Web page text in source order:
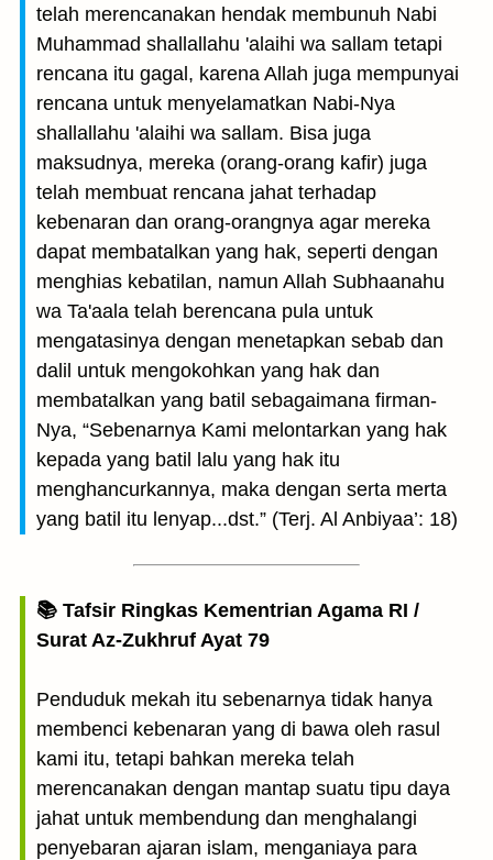
telah merencanakan hendak membunuh Nabi
Muhammad shallallahu 'alaihi wa sallam tetapi
rencana itu gagal, karena Allah juga mempunyai
rencana untuk menyelamatkan Nabi-Nya
shallallahu 'alaihi wa sallam. Bisa juga
maksudnya, mereka (orang-orang kafir) juga
telah membuat rencana jahat terhadap
kebenaran dan orang-orangnya agar mereka
dapat membatalkan yang hak, seperti dengan
menghias kebatilan, namun Allah Subhaanahu
wa Ta'aala telah berencana pula untuk
mengatasinya dengan menetapkan sebab dan
dalil untuk mengokohkan yang hak dan
membatalkan yang batil sebagaimana firman-
Nya, “Sebenarnya Kami melontarkan yang hak
kepada yang batil lalu yang hak itu
menghancurkannya, maka dengan serta merta
yang batil itu lenyap...dst.” (Terj. Al Anbiyaa’: 18)
📚 Tafsir Ringkas Kementrian Agama RI /
Surat Az-Zukhruf Ayat 79
Penduduk mekah itu sebenarnya tidak hanya
membenci kebenaran yang di bawa oleh rasul
kami itu, tetapi bahkan mereka telah
merencanakan dengan mantap suatu tipu daya
jahat untuk membendung dan menghalangi
penyebaran ajaran islam, menganiaya para